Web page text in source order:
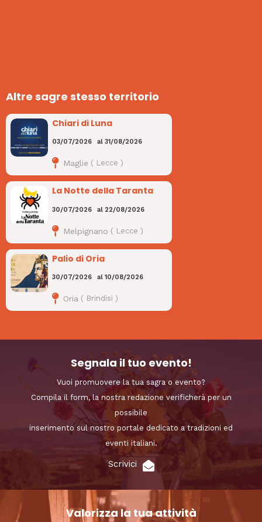
Altre sagre stesso territorio
Chiari di Luna
03/07/2026 al31/08/2026
Maglie ( Lecce )
La Notte della Taranta
30/07/2026 al 22/08/2026
Melpignano ( Lecce )
Palio di Oria
30/07/2026 al10/08/2026
Oria ( Brindisi )
Segnala il tuo evento!
Vuoi promuovere la tua sagra o evento?
Compila il form, la nostra redazione verificherà per un
possibile
inserimento sul nostro portale dedicato a tradizioni ed
eventi italiani.
Scrivici
Valorizza la tua attività